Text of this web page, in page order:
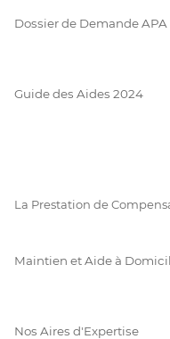
Dossier de Demande APA
Guide des Aides 2024
La Prestation de
Maintien et Aide à
Nos Aires d'Expertise